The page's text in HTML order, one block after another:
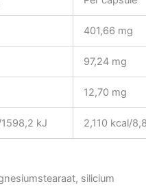
401,66 mg
97,24 mg
12,70 mg
kJ 2,110 kcal/
silicium